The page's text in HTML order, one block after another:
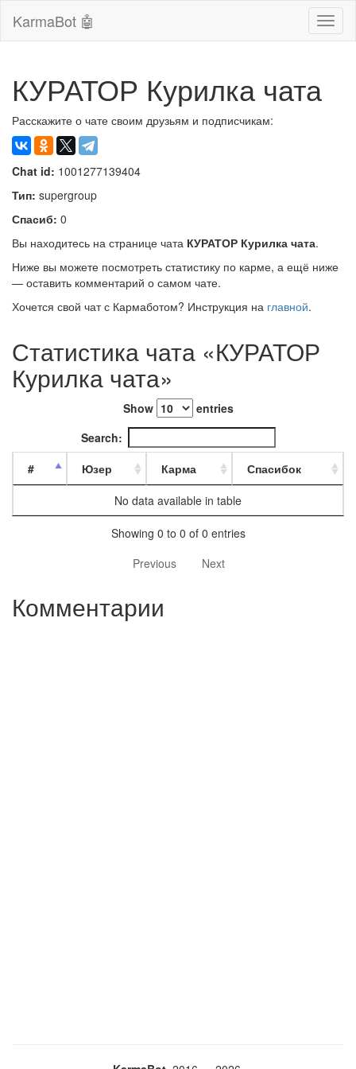
KarmaBot 🤖
КУРАТОР Курилка чата
Расскажите о чате своим друзьям и подписчикам:
Chat id: 1001277139404
Тип: supergroup
Спасиб: 0
Вы находитесь на странице чата КУРАТОР Курилка чата.
Ниже вы можете посмотреть статистику по карме, а ещё ниже
— оставить комментарий о самом чате.
Хочется свой чат с Кармаботом? Инструкция на главной.
Статистика чата «КУРАТОР
Курилка чата»
Show
entries
Search:
#
Юзер Карма
Спасибок
No data available in table
Showing 0 to 0 of 0 entries
Previous
Next
Комментарии